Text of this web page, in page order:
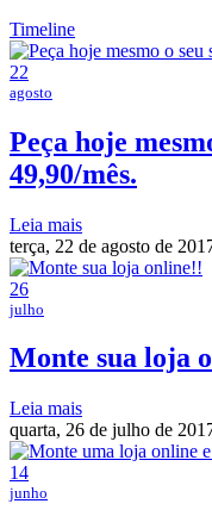
Timeline
22
agosto
Peça hoje
49,90/mês.
Leia mais
terça, 22 de agosto de
26
julho
Monte sua loja
Leia mais
quarta, 26 de julho de
14
junho